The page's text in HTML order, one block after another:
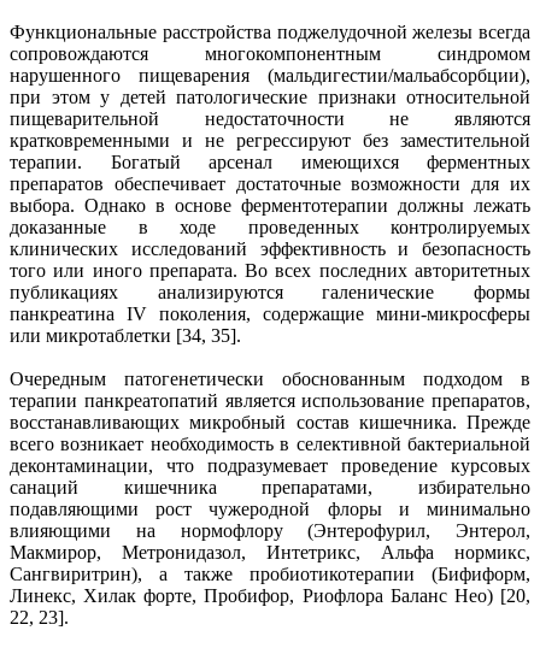
Функциональные расстройства поджелудочной железы всегда
сопровождаются многокомпонентным синдромом
нарушенного пищеварения (мальдигестии/мальабсорбции),
при этом у детей патологические признаки относительной
пищеварительной недостаточности не являются
кратковременными и не регрессируют без заместительной
терапии. Богатый арсенал имеющихся ферментных
препаратов обеспечивает достаточные возможности для их
выбора. Однако в основе ферментотерапии должны лежать
доказанные в ходе проведенных контролируемых
клинических исследований эффективность и безопасность
того или иного препарата. Во всех последних авторитетных
публикациях анализируются галенические формы
панкреатина IV поколения, содержащие мини-микросферы
или микротаблетки [34, 35].
Очередным патогенетически обоснованным подходом в
терапии панкреатопатий является использование препаратов,
восстанавливающих микробный состав кишечника. Прежде
всего возникает необходимость в селективной бактериальной
деконтаминации, что подразумевает проведение курсовых
санаций кишечника препаратами, избирательно
подавляющими рост чужеродной флоры и минимально
влияющими на нормофлору (Энтерофурил, Энтерол,
Макмирор, Метронидазол, Интетрикс, Альфа нормикс,
Сангвиритрин), а также пробиотикотерапии (Бифиформ,
Линекс, Хилак форте, Пробифор, Риофлора Баланс Нео) [20,
22, 23].